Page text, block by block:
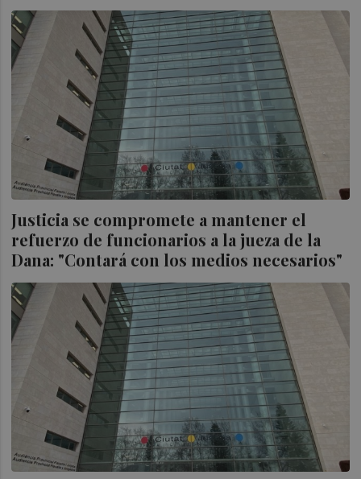
Justicia se compromete a mantener el
refuerzo de funcionarios a la jueza de la
Dana: "Contará con los medios necesarios"